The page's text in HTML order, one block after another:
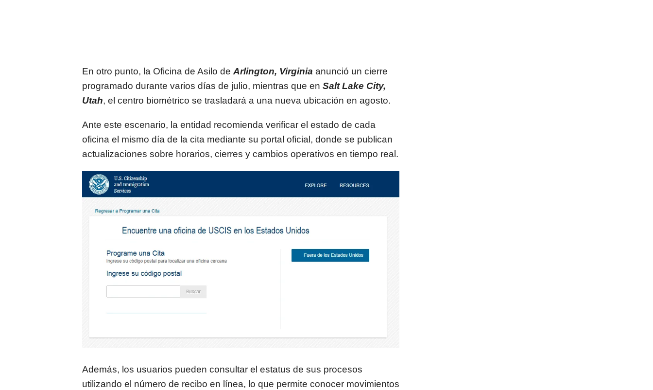
En otro punto, la Oficina de Asilo deArlington, Virginia anunció un cierre
programado durante varios días de julio, mientras que en Salt Lake City,
Utah, el centro biométrico se trasladará a una nueva ubicación en agosto.
Ante este escenario, la entidad recomienda verificar el estado de cada
oficina el mismo día de la cita mediante su portal oficial, donde se publican
actualizaciones sobre horarios, cierres y cambios operativos en tiempo real.
Además, los usuarios pueden consultar el estatus de sus procesos
utilizando el número de recibo en línea, lo que permite conocer movimientos